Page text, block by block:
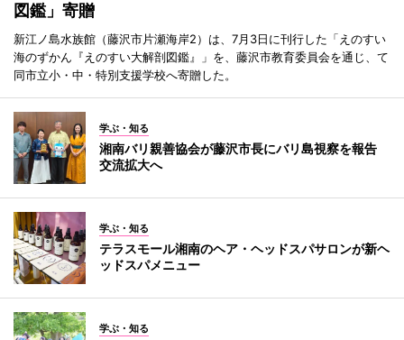
図鑑」寄贈
新江ノ島水族館（藤沢市片瀬海岸2）は、7月3日に刊行した「えのすい
海のずかん『えのすい大解剖図鑑』」を、藤沢市教育委員会を通じ、て
同市立小・中・特別支援学校へ寄贈した。
学ぶ・知る
湘南バリ親善協会が藤沢市長にバリ島視察を報告
交流拡大へ
学ぶ・知る
テラスモール湘南のヘア・ヘッドスパサロンが新ヘ
ッドスパメニュー
学ぶ・知る